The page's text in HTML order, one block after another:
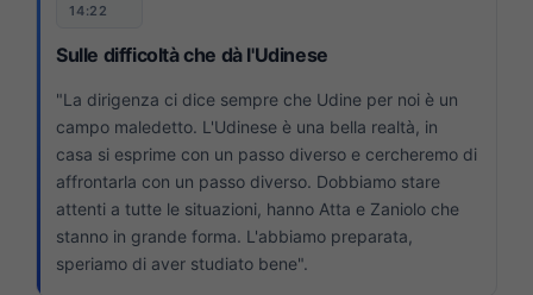
14:22
Sulle difficoltà che dà l'Udinese
"La dirigenza ci dice sempre che Udine per noi è un
campo maledetto. L'Udinese è una bella realtà, in
casa si esprime con un passo diverso e cercheremo di
affrontarla con un passo diverso. Dobbiamo stare
attenti a tutte le situazioni, hanno Atta e Zaniolo che
stanno in grande forma. L'abbiamo preparata,
speriamo di aver studiato bene".